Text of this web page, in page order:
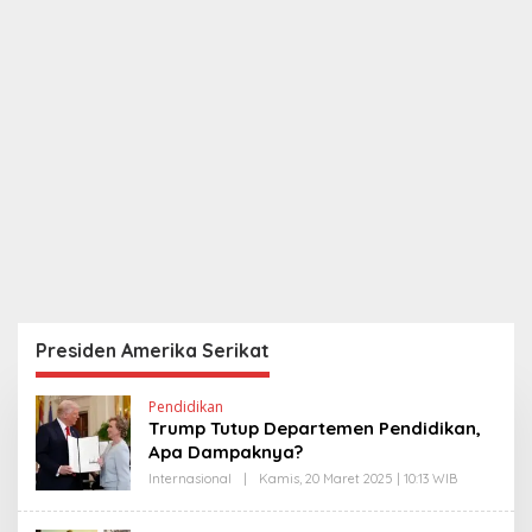
Presiden Amerika Serikat
Pendidikan
Trump Tutup Departemen Pendidikan,
Apa Dampaknya?
Internasional Kamis, 20 Maret 2025 | 10:13 WIB
E